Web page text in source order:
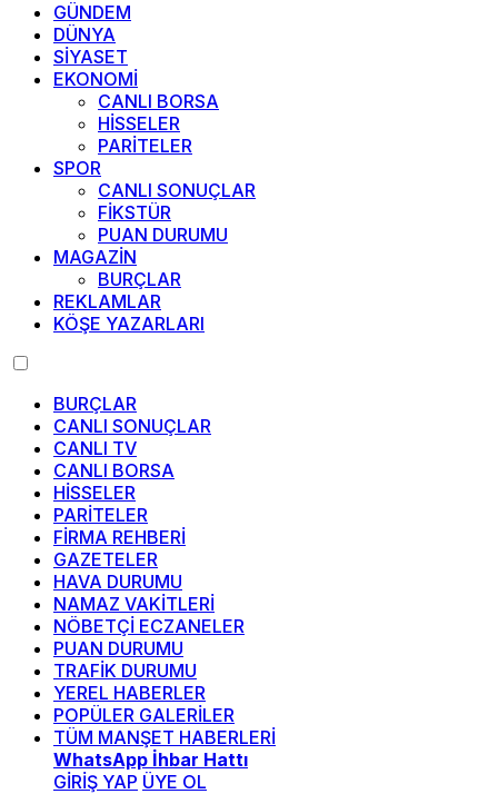
GÜNDEM
DÜNYA
SİYASET
EKONOMİ
CANLI BORSA
HİSSELER
PARİTELER
SPOR
CANLI SONUÇLAR
FİKSTÜR
PUAN DURUMU
MAGAZİN
BURÇLAR
REKLAMLAR
KÖŞE YAZARLARI
BURÇLAR
CANLI SONUÇLAR
CANLI TV
CANLI BORSA
HİSSELER
PARİTELER
FİRMA REHBERİ
GAZETELER
HAVA DURUMU
NAMAZ VAKİTLERİ
NÖBETÇİ ECZANELER
PUAN DURUMU
TRAFİK DURUMU
YEREL HABERLER
POPÜLER GALERİLER
TÜM MANŞET HABERLERİ
WhatsApp İhbar Hattı
GİRİŞ YAP ÜYE OL